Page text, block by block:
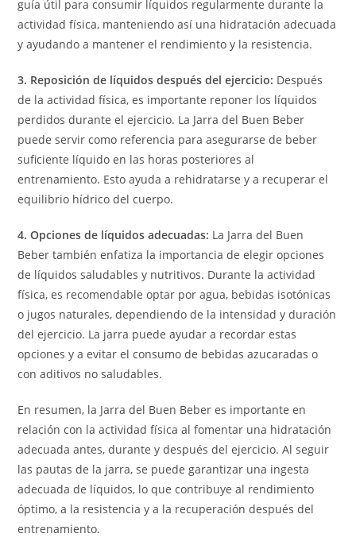
guía útil para consumir líquidos regularmente durante la
actividad física, manteniendo así una hidratación adecuada
y ayudando a mantener el rendimiento y la resistencia.
3. Reposición de líquidos después del ejercicio: Después
de la actividad física, es importante reponer los líquidos
perdidos durante el ejercicio. La Jarra del Buen Beber
puede servir como referencia para asegurarse de beber
suficiente líquido en las horas posteriores al
entrenamiento. Esto ayuda a rehidratarse y a recuperar el
equilibrio hídrico del cuerpo.
4. Opciones de líquidos adecuadas: La Jarra del Buen
Beber también enfatiza la importancia de elegir opciones
de líquidos saludables y nutritivos. Durante la actividad
física, es recomendable optar por agua, bebidas isotónicas
o jugos naturales, dependiendo de la intensidad y duración
del ejercicio. La jarra puede ayudar a recordar estas
opciones y a evitar el consumo de bebidas azucaradas o
con aditivos no saludables.
En resumen, la Jarra del Buen Beber es importante en
relación con la actividad física al fomentar una hidratación
adecuada antes, durante y después del ejercicio. Al seguir
las pautas de la jarra, se puede garantizar una ingesta
adecuada de líquidos, lo que contribuye al rendimiento
óptimo, a la resistencia y a la recuperación después del
entrenamiento.